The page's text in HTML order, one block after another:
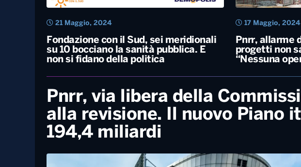
lordo del Sud cresciuto più della media
Prefettura a
21 Maggio, 2024 17 Maggio, 2024